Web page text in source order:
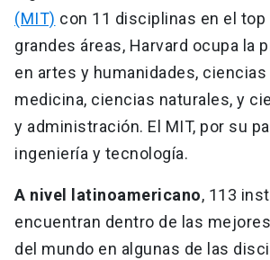
(MIT) con 11 disciplinas en el top
grandes áreas, Harvard ocupa la
en artes y humanidades, ciencias
medicina, ciencias naturales, y
y administración. El MIT, por su
ingeniería y tecnología.
A nivel latinoamericano, 113
encuentran dentro de las
del mundo en algunas de las